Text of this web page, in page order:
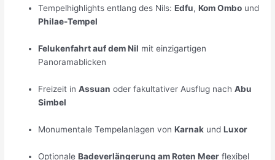
Tempelhighlights entlang des Nils:Edfu,Kom Ombo und
Philae-Tempel
Felukenfahrt auf dem Nil mit einzigartigen
Panoramablicken
Freizeit inAssuan oder fakultativer Ausflug nachAbu
Simbel
Monumentale Tempelanlagen vonKarnak undLuxor
OptionaleBadeverlängerung am Roten Meer flexibel